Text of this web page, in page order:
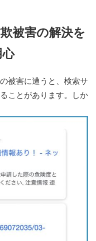
被害の解決を
被害に遭うと、検索サ
ことがあります。しか